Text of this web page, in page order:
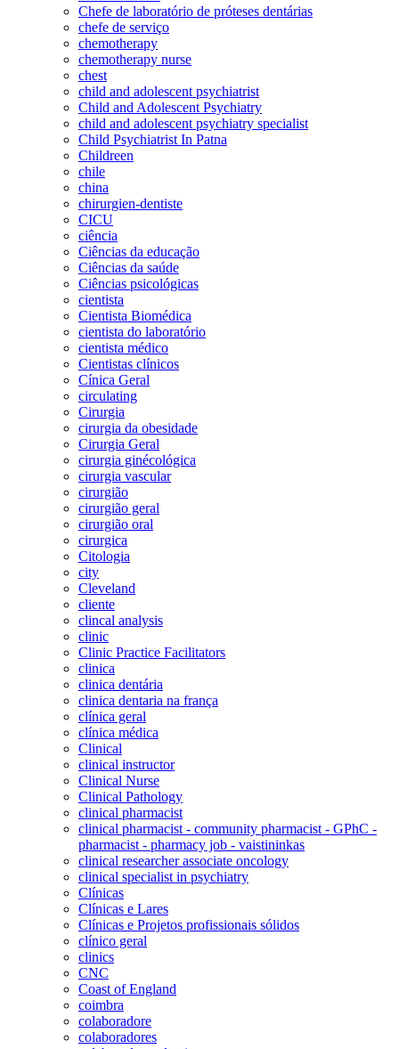
Chefe de laboratório de próteses dentárias
chefe de serviço
chemotherapy
chemotherapy nurse
chest
child and adolescent psychiatrist
Child and Adolescent Psychiatry
child and adolescent psychiatry specialist
Child Psychiatrist In Patna
Childreen
chile
china
chirurgien-dentiste
CICU
ciência
Ciências da educação
Ciências da saúde
Ciências psicológicas
cientista
Cientista Biomédica
cientista do laboratório
cientista médico
Cientistas clínicos
Cínica Geral
circulating
Cirurgia
cirurgia da obesidade
Cirurgia Geral
cirurgia ginécológica
cirurgia vascular
cirurgião
cirurgião geral
cirurgião oral
cirurgica
Citologia
city
Cleveland
cliente
clincal analysis
clinic
Clinic Practice Facilitators
clinica
clinica dentária
clinica dentaria na frança
clínica geral
clínica médica
Clinical
clinical instructor
Clinical Nurse
Clinical Pathology
clinical pharmacist
clinical pharmacist - community pharmacist - GPhC -
pharmacist - pharmacy job - vaistininkas
clinical researcher associate oncology
clinical specialist in psychiatry
Clínicas
Clínicas e Lares
Clínicas e Projetos profissionais sólidos
clínico geral
clinics
CNC
Coast of England
coimbra
colaboradore
colaboradores